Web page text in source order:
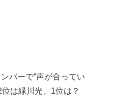
バーで“声が合ってい
は緑川光、1位は？